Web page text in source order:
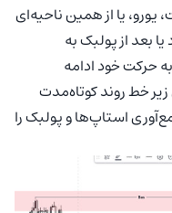
است، یورو، یا از همین ناحیه‌ای
بعد از پولبک به
حرکت خود ادامه
خط روند کوتاه‌مدت
استاپ‌ها و پولبک را